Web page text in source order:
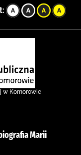
w Komorowie
Marii